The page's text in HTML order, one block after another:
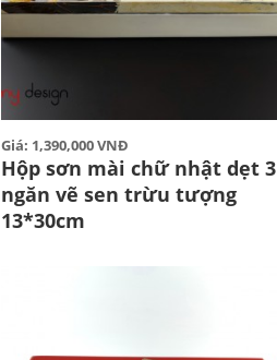
Giá: 1,390,000 VNĐ
Hộp sơn mài chữ nhật dẹt 3
ngăn vẽ sen trừu tượng
13*30cm